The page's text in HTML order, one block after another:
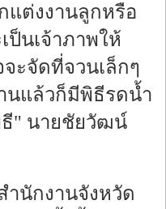
แต่งงานลูกหรือ
ป็นเจ้าภาพให้
จะจัดที่จวนเล็กๆ
นแล้วก็มีพิธีรดน้ำ
" นายชัยวัฒน์
ำนักงานจังหวัด